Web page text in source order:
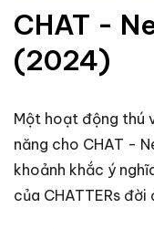
CHAT -
(2024)
Một hoạt động thú
năng cho CHAT -
khoảnh khắc ý
của CHATTERs đời